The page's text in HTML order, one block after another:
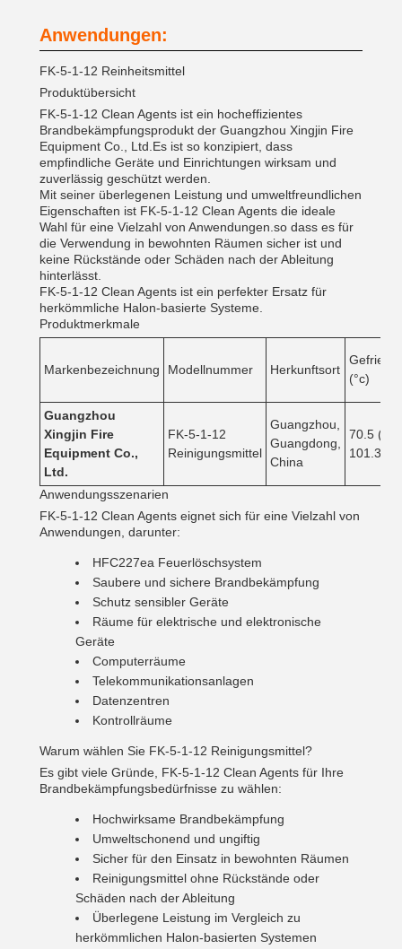
Anwendungen:
FK-5-1-12 Reinheitsmittel
Produktübersicht
FK-5-1-12 Clean Agents ist ein hocheffizientes
Brandbekämpfungsprodukt der Guangzhou Xingjin Fire
Equipment Co., Ltd.Es ist so konzipiert, dass
empfindliche Geräte und Einrichtungen wirksam und
zuverlässig geschützt werden.
Mit seiner überlegenen Leistung und umweltfreundlichen
Eigenschaften ist FK-5-1-12 Clean Agents die ideale
Wahl für eine Vielzahl von Anwendungen.so dass es für
die Verwendung in bewohnten Räumen sicher ist und
keine Rückstände oder Schäden nach der Ableitung
hinterlässt.
FK-5-1-12 Clean Agents ist ein perfekter Ersatz für
herkömmliche Halon-basierte Systeme.
Produktmerkmale
Markenbezeichnung Modellnummer Herkunftsort
(°c)
Guangzhou
Xingjin Fire
Equipment Co.,
Ltd.
FK-5-1-12
Reinigungsmittel
Guangzhou,
Guangdong,
China
70.5 (@
101.3PA)
Anwendungsszenarien
FK-5-1-12 Clean Agents eignet sich für eine Vielzahl von
Anwendungen, darunter:
HFC227ea Feuerlöschsystem
Saubere und sichere Brandbekämpfung
Schutz sensibler Geräte
Räume für elektrische und elektronische
Geräte
Computerräume
Telekommunikationsanlagen
Datenzentren
Kontrollräume
Warum wählen Sie FK-5-1-12 Reinigungsmittel?
Es gibt viele Gründe, FK-5-1-12 Clean Agents für Ihre
Brandbekämpfungsbedürfnisse zu wählen:
Hochwirksame Brandbekämpfung
Umweltschonend und ungiftig
Sicher für den Einsatz in bewohnten Räumen
Reinigungsmittel ohne Rückstände oder
Schäden nach der Ableitung
Überlegene Leistung im Vergleich zu
herkömmlichen Halon-basierten Systemen